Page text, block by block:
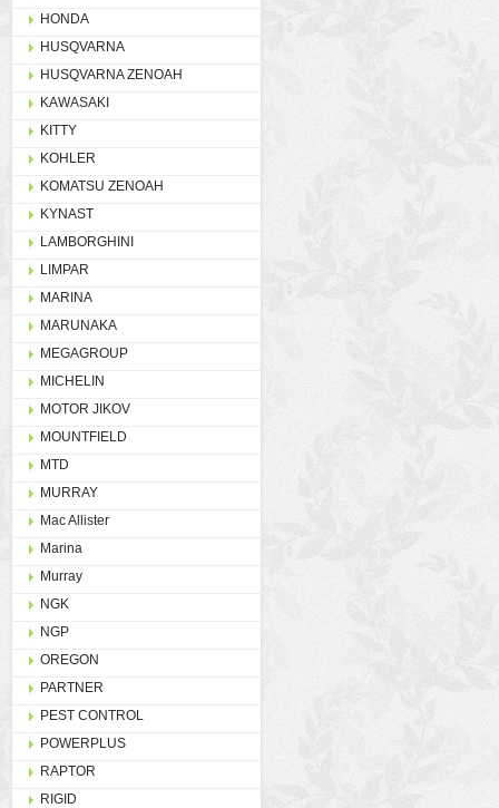
HONDA
HUSQVARNA
HUSQVARNA ZENOAH
KAWASAKI
KITTY
KOHLER
KOMATSU ZENOAH
KYNAST
LAMBORGHINI
LIMPAR
MARINA
MARUNAKA
MEGAGROUP
MICHELIN
MOTOR JIKOV
MOUNTFIELD
MTD
MURRAY
Mac Allister
Marina
Murray
NGK
NGP
OREGON
PARTNER
PEST CONTROL
POWERPLUS
RAPTOR
RIGID